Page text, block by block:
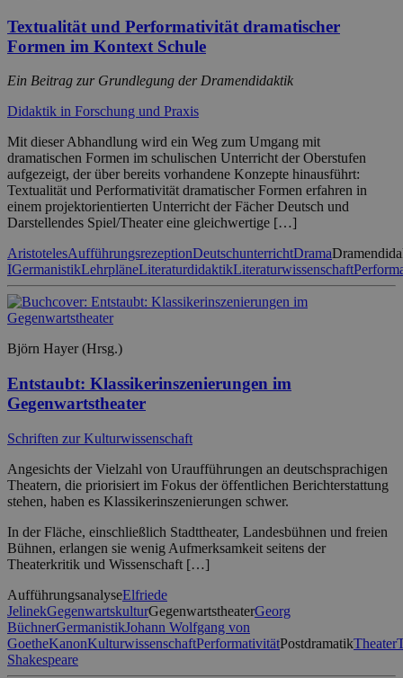
Textualität und Performativität dramatischer
Formen im Kontext Schule
Ein Beitrag zur Grundlegung der Dramendidaktik
Didaktik in Forschung und Praxis
Mit dieser Abhandlung wird ein Weg zum Umgang mit
dramatischen Formen im schulischen Unterricht der Oberstufen
aufgezeigt, der über bereits vorhandene Konzepte hinausführt:
Textualität und Performativität dramatischer Formen erfahren in
einem projektorientierten Unterricht der Fächer Deutsch und
Darstellendes Spiel/Theater eine gleichwertige […]
AristotelesAufführungsrezeptionDeutschunterrichtDrama
IGermanistikLehrpläneLiteraturdidaktikLiteraturwissenschaft
Björn Hayer (Hrsg.)
Entstaubt: Klassikerinszenierungen im
Gegenwartstheater
Schriften zur Kulturwissenschaft
Angesichts der Vielzahl von Uraufführungen an deutschsprachigen
Theatern, die priorisiert im Fokus der öffentlichen Berichterstattung
stehen, haben es Klassikerinszenierungen schwer.
In der Fläche, einschließlich Stadttheater, Landesbühnen und freien
Bühnen, erlangen sie wenig Aufmerksamkeit seitens der
Theaterkritik und Wissenschaft […]
AufführungsanalyseElfriede
JelinekGegenwartskulturGegenwartstheaterGeorg
BüchnerGermanistikJohann Wolfgang von
GoetheKanonKulturwissenschaftPerformativitätPostdramatikTheater
Shakespeare